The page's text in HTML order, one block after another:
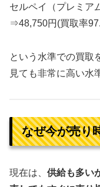
セルペイ（プレミア
⇒48,750円(買取率
という水準での買取
見ても非常に高い水
なぜ今が売り
現在は、 供給も多い